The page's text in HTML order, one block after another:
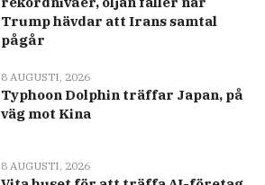
Trump hävdar att Irans samtal
pågår
8 AUGUSTI, 2026
Typhoon Dolphin träffar Japan, på
väg mot Kina
8 AUGUSTI, 2026